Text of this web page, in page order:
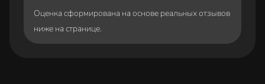
Оценка сформирована на основе реальных отзывов
ниже на странице.